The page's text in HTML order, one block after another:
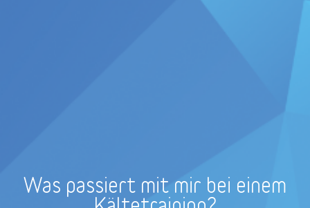
Viele unserer Kunden berichten bereits nach der